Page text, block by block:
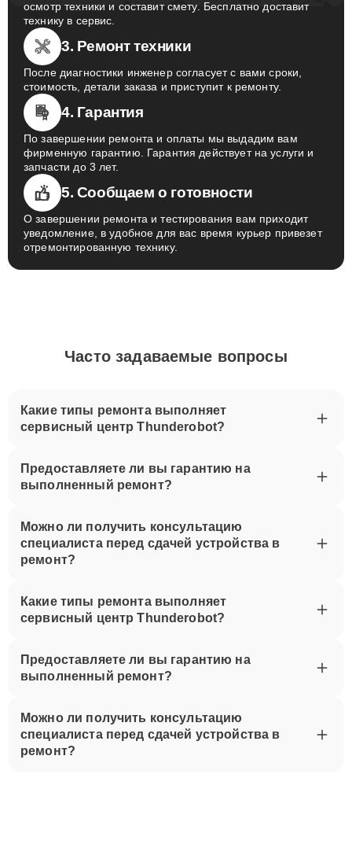
осмотр техники и составит смету. Бесплатно доставит
технику в сервис.
3. Ремонт техники
После диагностики инженер согласует с вами сроки,
стоимость, детали заказа и приступит к ремонту.
4. Гарантия
По завершении ремонта и оплаты мы выдадим вам
фирменную гарантию. Гарантия действует на услуги и
запчасти до 3 лет.
5. Сообщаем о готовности
О завершении ремонта и тестирования вам приходит
уведомление, в удобное для вас время курьер привезет
отремонтированную технику.
Часто задаваемые вопросы
Какие типы ремонта выполняет
сервисный центр Thunderobot?
Предоставляете ли вы гарантию на
выполненный ремонт?
Можно ли получить консультацию
специалиста перед сдачей устройства в
ремонт?
Какие типы ремонта выполняет
сервисный центр Thunderobot?
Предоставляете ли вы гарантию на
выполненный ремонт?
Можно ли получить консультацию
специалиста перед сдачей устройства в
ремонт?